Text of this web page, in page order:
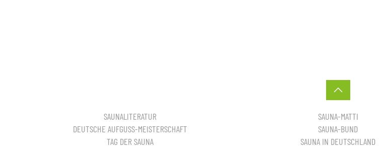
SAUNALITERATUR
DEUTSCHE AUFGUSS-MEISTERSCHAFT
TAG DER SAUNA
SAUNA-MATTI
SAUNA-BUND
SAUNA IN DEUTSCHLAND